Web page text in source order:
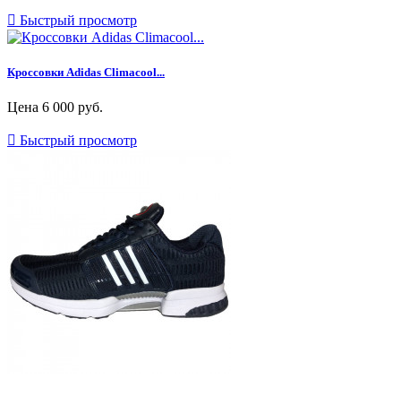
 Быстрый просмотр
Кроссовки Adidas Climacool...
Цена 6 000 руб.
 Быстрый просмотр